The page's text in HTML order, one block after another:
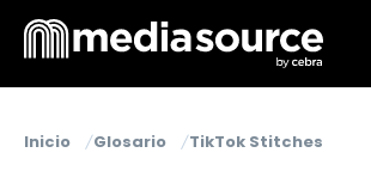
Inicio Glosario TikTok Stitches